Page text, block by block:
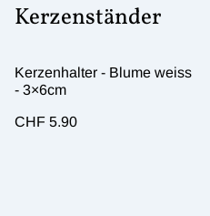
Kerzenständer
Kerzenhalter - Blume weiss
- 3×6cm
CHF 5.90